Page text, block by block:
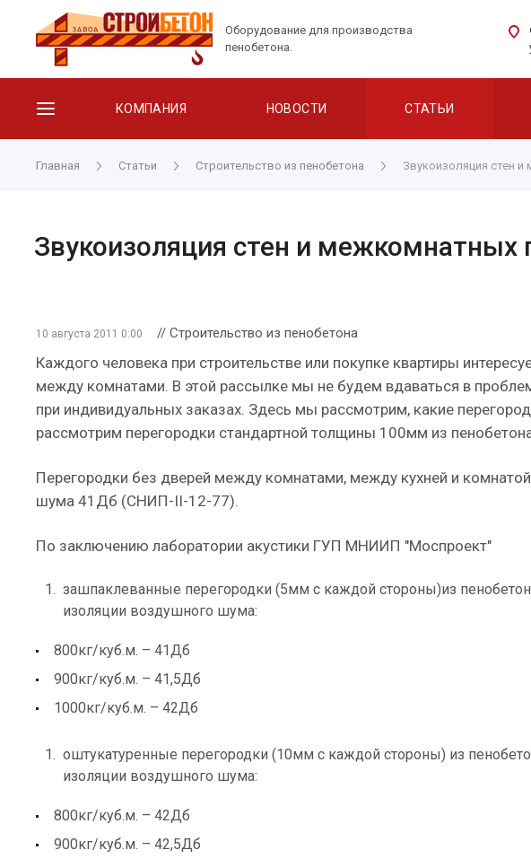
Оборудование для производства
пенобетона.
КОМПАНИЯ НОВОСТИ СТАТЬИ
Главная Статьи Строительство из пенобетона Звукоизоляция стен
Звукоизоляция стен и межкомнатных
10 августа 2011 0:00 // Строительство из пенобетона
Каждого человека при строительстве или покупке квартиры
между комнатами. В этой рассылке мы не будем вдаваться в
при индивидуальных заказах. Здесь мы рассмотрим, какие
рассмотрим перегородки стандартной толщины 100мм из
Перегородки без дверей между комнатами, между кухней и
шума 41Дб (СНИП-II-12-77).
По заключению лаборатории акустики ГУП МНИИП "Моспроект"
зашпаклеванные перегородки (5мм с каждой стороны)из
изоляции воздушного шума:
800кг/куб.м. – 41Дб
900кг/куб.м. – 41,5Дб
1000кг/куб.м. – 42Дб
оштукатуренные перегородки (10мм с каждой стороны) из
изоляции воздушного шума:
800кг/куб.м. – 42Дб
900кг/куб.м. – 42,5Дб